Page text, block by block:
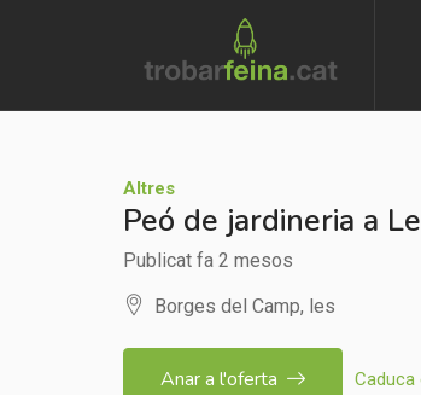
Altres
Peó de jardineria a
Publicat fa 2 mesos
Borges del Camp, les
Caduca
Anar a l'oferta